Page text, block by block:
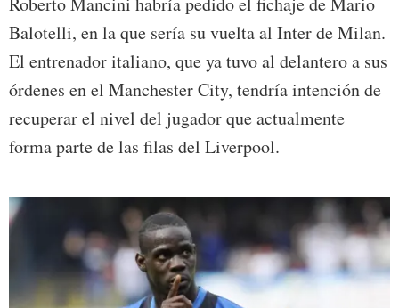
Balotelli, en la que sería su vuelta al Inter de Milan.
El entrenador italiano, que ya tuvo al delantero a sus
órdenes en el Manchester City, tendría intención de
recuperar el nivel del jugador que actualmente
forma parte de las filas del Liverpool.